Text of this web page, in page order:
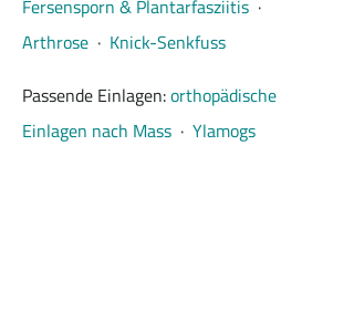
Fersensporn & Plantarfasziitis
  ·
Arthrose
  ·
Knick-Senkfuss
Passende Einlagen: orthopädische
Einlagen nach Mass
  ·
Ylamogs